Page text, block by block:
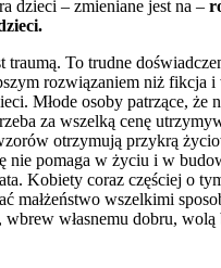
dzieci – zmieniane jest na –
To trudne
rozwiązaniem niż fikcja
Młode osoby patrzące, że
za wszelką cenę
otrzymują przykrą
nie pomaga w życiu i w
Kobiety coraz częściej o
małżeństwo wszelkimi
własnemu dobru, wolą